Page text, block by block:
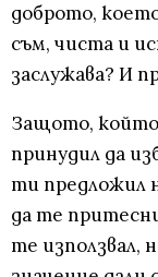
доброто,
съм, чиста и
заслужава? И
Защото, който
принудил да
ти предложил
да те
те използвал,